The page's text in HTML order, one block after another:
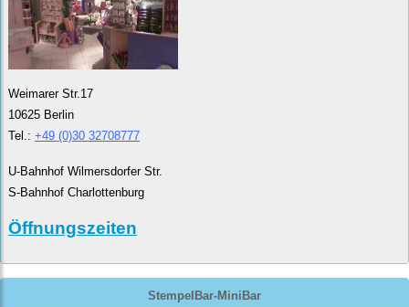
Weimarer Str.17
10625 Berlin
Tel.: +49 (0)30 32708777
U-Bahnhof Wilmersdorfer Str.
S-Bahnhof Charlottenburg
Öffnungszeiten
StempelBar-MiniBar